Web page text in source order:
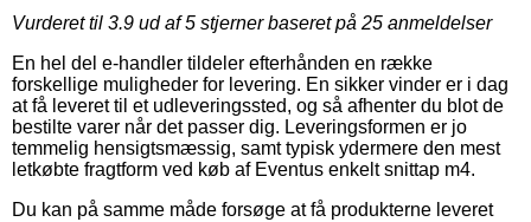
Vurderet til 3.9 ud af 5 stjerner baseret på 25 anmeldelser
En hel del e-handler tildeler efterhånden en række
forskellige muligheder for levering. En sikker vinder er i dag
at få leveret til et udleveringssted, og så afhenter du blot de
bestilte varer når det passer dig. Leveringsformen er jo
temmelig hensigtsmæssig, samt typisk ydermere den mest
letkøbte fragtform ved køb af Eventus enkelt snittap m4.
Du kan på samme måde forsøge at få produkterne leveret